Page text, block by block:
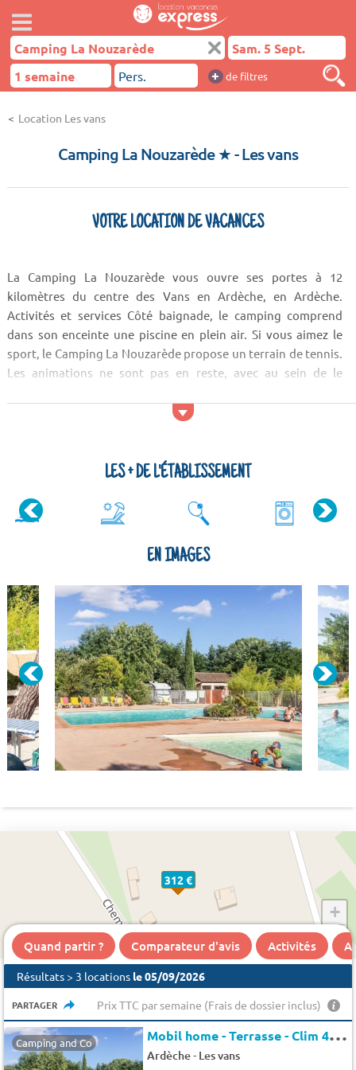
+ de filtres
Location Les vans
Camping La Nouzarède ★- Les vans
VOTRE LOCATION DE VACANCES
La Camping La Nouzarède vous ouvre ses portes à 12
kilomètres du centre des Vans en Ardèche, en Ardèche.
Activités et services Côté baignade, le camping comprend
dans son enceinte une piscine en plein air. Si vous aimez le
sport, le Camping La Nouzarède propose un terrain de tennis.
Les animations ne sont pas en reste, avec au sein de le
En termes de services, vous bénéficierez sur place d'un
LES + DE L'ÉTABLISSEMENT
EN IMAGES
312 €
+
−
Quand partir ? Comparateur d'avis Activités A
Résultats > 3 locations le 05/09/2026
PARTAGER Prix TTC par semaine (Frais de dossier inclus)
Camping and Co M
obil home - Terrasse - Clim 4 pers.
Ardèche- Les vans